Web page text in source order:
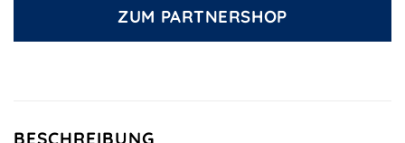
ZUM PARTNERSHOP
BESCHREIBUNG